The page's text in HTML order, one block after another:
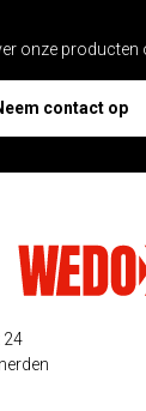
onze producten
contact op
24